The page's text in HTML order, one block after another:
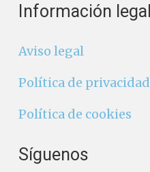
Información legal
Aviso legal
Política de privacidad
Política de cookies
Síguenos